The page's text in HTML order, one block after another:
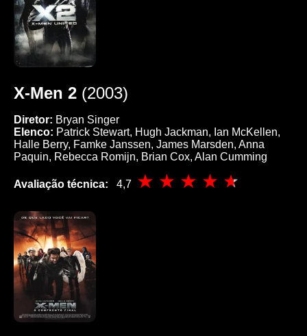
X-Men 2 (2003)
Diretor: Bryan Singer
Elenco: Patrick Stewart, Hugh Jackman, Ian McKellen,
Halle Berry, Famke Janssen, James Marsden, Anna
Paquin, Rebecca Romijn, Brian Cox, Alan Cumming
Avaliação técnica: 4,7